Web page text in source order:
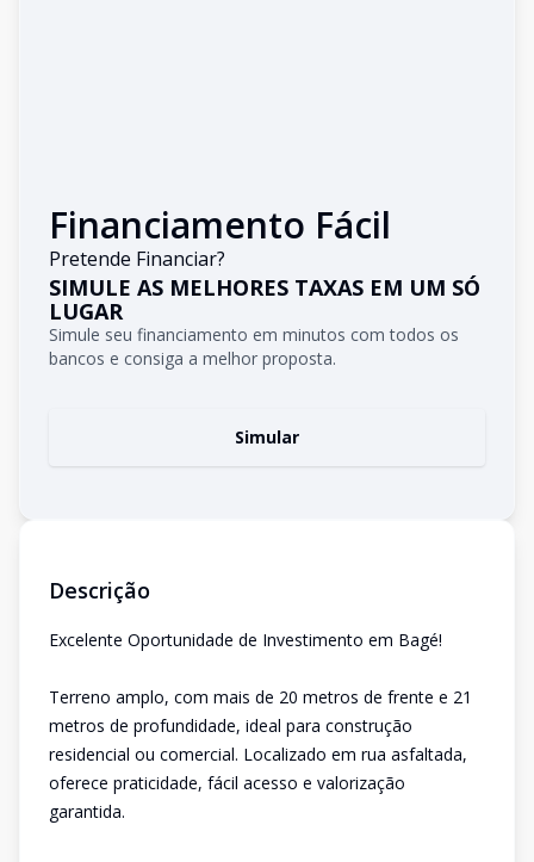
Financiamento Fácil
Pretende Financiar?
SIMULE AS MELHORES TAXAS EM UM SÓ
LUGAR
Simule seu financiamento em minutos com todos os
bancos e consiga a melhor proposta.
Simular
Descrição
Excelente Oportunidade de Investimento em Bagé!
Terreno amplo, com mais de 20 metros de frente e 21
metros de profundidade, ideal para construção
residencial ou comercial. Localizado em rua asfaltada,
oferece praticidade, fácil acesso e valorização
garantida.